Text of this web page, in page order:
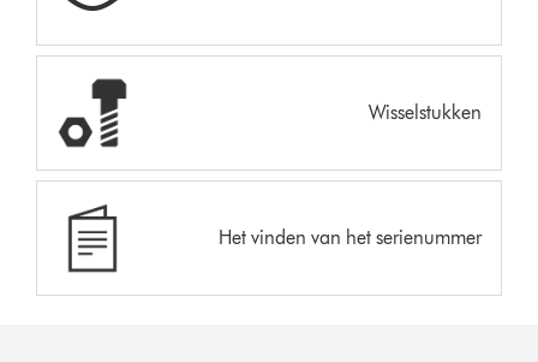
Wisselstukken
Het vinden van het serienummer